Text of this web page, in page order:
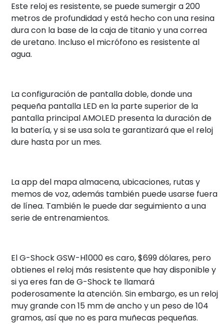
Este reloj es resistente, se puede sumergir a 200
metros de profundidad y está hecho con una resina
dura con la base de la caja de titanio y una correa
de uretano. Incluso el micrófono es resistente al
agua.
La configuración de pantalla doble, donde una
pequeña pantalla LED en la parte superior de la
pantalla principal AMOLED presenta la duración de
la batería, y si se usa sola te garantizará que el reloj
dure hasta por un mes.
La app del mapa almacena, ubicaciones, rutas y
memos de voz, además también puede usarse fuera
de línea. También le puede dar seguimiento a una
serie de entrenamientos.
El G-Shock GSW-H1000 es caro, $699 dólares, pero
obtienes el reloj más resistente que hay disponible y
si ya eres fan de G-Shock te llamará
poderosamente la atención. Sin embargo, es un reloj
muy grande con 15 mm de ancho y un peso de 104
gramos, así que no es para muñecas pequeñas.